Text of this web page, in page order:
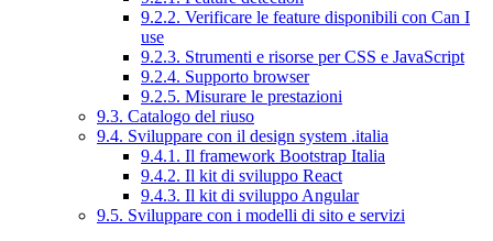
9.2.2. Verificare le feature disponibili con Can I
use
9.2.3. Strumenti e risorse per CSS e JavaScript
9.2.4. Supporto browser
9.2.5. Misurare le prestazioni
9.3. Catalogo del riuso
9.4. Sviluppare con il design system .italia
9.4.1. Il framework Bootstrap Italia
9.4.2. Il kit di sviluppo React
9.4.3. Il kit di sviluppo Angular
9.5. Sviluppare con i modelli di sito e servizi